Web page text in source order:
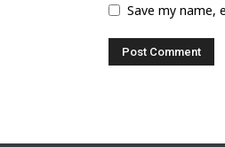
Save my name,